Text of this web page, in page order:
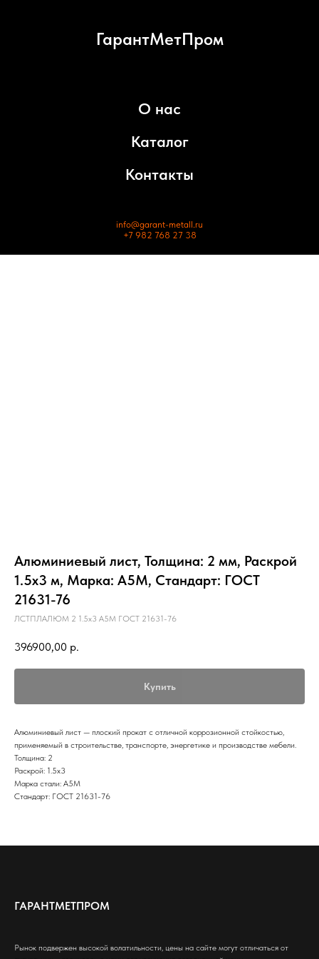
ГарантМетПром
О нас
Каталог
Контакты
info@garant-metall.ru
+7 982 768 27 38
Алюминиевый лист, Толщина: 2 мм, Раскрой
1.5х3 м, Марка: А5М, Стандарт: ГОСТ
21631-76
ЛСТПЛАЛЮМ 2 1.5х3 А5М ГОСТ 21631-76
396900,00 р.
Купить
Алюминиевый лист — плоский прокат с отличной коррозионной стойкостью,
применяемый в строительстве, транспорте, энергетике и производстве мебели.
Толщина: 2
Раскрой: 1.5х3
Марка стали: А5М
Стандарт: ГОСТ 21631-76
ГАРАНТМЕТПРОМ
Рынок подвержен высокой волатильности, цены на сайте могут отличаться от